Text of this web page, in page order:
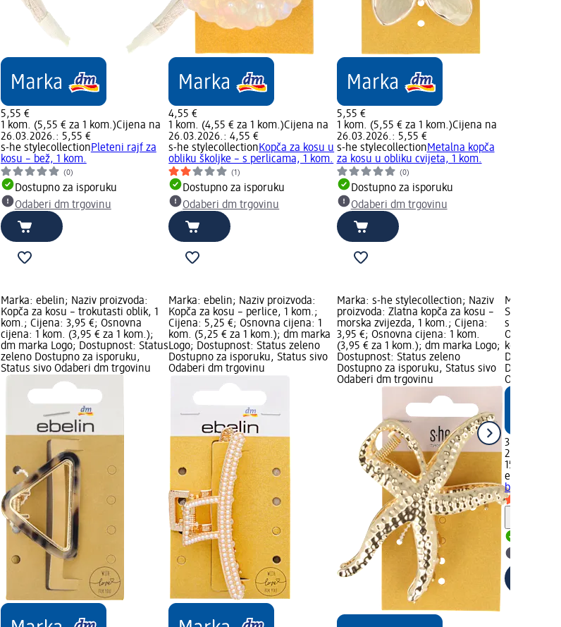
5,55 €
1 kom. (5,55 € za 1 kom.)Cijena na
26.03.2026.: 5,55 €
s-he stylecollectionPleteni rajf za
kosu – bež, 1 kom.
(0)
Dostupno za isporuku
Odaberi dm trgovinu
4,55 €
1 kom. (4,55 € za 1 kom.)Cijena na
26.03.2026.: 4,55 €
s-he stylecollectionKopča za kosu u
obliku školjke – s perlicama, 1 kom.
(1)
Dostupno za isporuku
Odaberi dm trgovinu
5,55 €
1 kom. (5,55 € za 1 kom.)Cijena na
26.03.2026.: 5,55 €
s-he stylecollectionMetalna kopča
za kosu u obliku cvijeta, 1 kom.
(0)
Dostupno za isporuku
Odaberi dm trgovinu
Marka: ebelin; Naziv proizvoda:
Kopča za kosu – trokutasti oblik, 1
kom.; Cijena: 3,95 €; Osnovna
cijena: 1 kom. (3,95 € za 1 kom.);
dm marka Logo; Dostupnost: Status
zeleno Dostupno za isporuku,
Status sivo Odaberi dm trgovinu
Marka: ebelin; Naziv proizvoda:
Kopča za kosu – perlice, 1 kom.;
Cijena: 5,25 €; Osnovna cijena: 1
kom. (5,25 € za 1 kom.); dm marka
Logo; Dostupnost: Status zeleno
Dostupno za isporuku, Status sivo
Odaberi dm trgovinu
Marka: s-he stylecollection; Naziv
proizvoda: Zlatna kopča za kosu –
morska zvijezda, 1 kom.; Cijena:
3,95 €; Osnovna cijena: 1 kom.
(3,95 € za 1 kom.); dm marka Logo;
Dostupnost: Status zeleno
Dostupno za isporuku, Status sivo
Odaberi dm trgovinu
Marka:
Scrunchie
smeđa, 2
Osnovna
kom.); dm
Dostupno
Odaberi
3,25 €
2 kom.
ebelin
bijela i